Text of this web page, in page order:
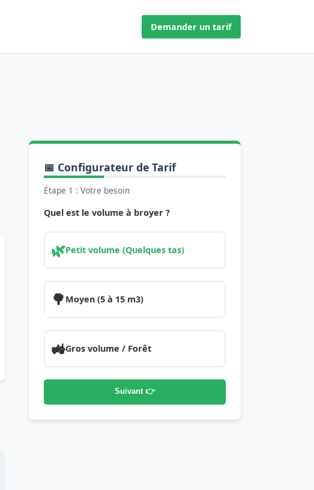
Demander un tarif
📅 Configurateur de Tarif
Étape 1 : Votre besoin
Quel est le volume à broyer ?
🌿Petit volume (Quelques tas)
🌳 Moyen (5 à 15 m3)
🚜Gros volume / Forêt
Suivant 👉